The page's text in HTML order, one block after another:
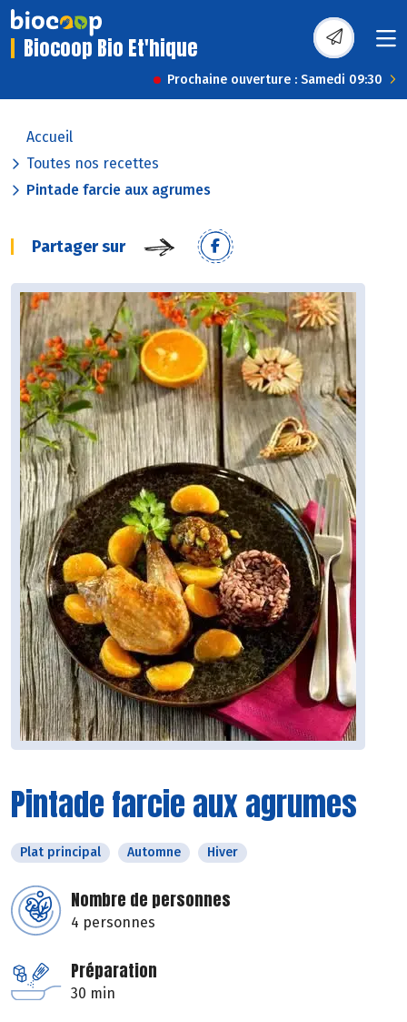
Biocoop Bio Et'hique
Prochaine ouverture : Samedi 09:30
Accueil
Toutes nos recettes
Pintade farcie aux agrumes
Partager sur
Pintade farcie aux agrumes
Plat principal Automne Hiver
Nombre de personnes
4 personnes
Préparation
30 min